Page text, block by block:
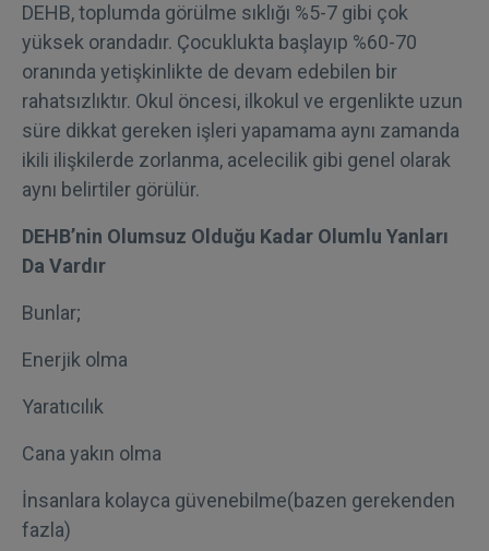
DEHB, toplumda görülme sıklığı %5-7 gibi çok
yüksek orandadır. Çocuklukta başlayıp %60-70
oranında yetişkinlikte de devam edebilen bir
rahatsızlıktır. Okul öncesi, ilkokul ve ergenlikte uzun
süre dikkat gereken işleri yapamama aynı zamanda
ikili ilişkilerde zorlanma, acelecilik gibi genel olarak
aynı belirtiler görülür.
DEHB’nin Olumsuz Olduğu Kadar Olumlu Yanları
Da Vardır
Bunlar;
Enerjik olma
Yaratıcılık
Cana yakın olma
İnsanlara kolayca güvenebilme(bazen gerekenden
fazla)